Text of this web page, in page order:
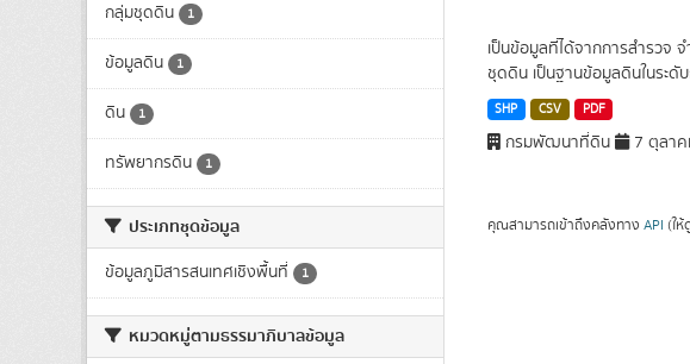
กลุ่มชุดดิน 1
ข้อมูลดิน 1
ดิน 1
ทรัพยากรดิน 1
ประเภทชุดข้อมูล
ข้อมูลภูมิสารสนเทศเชิงพื้นที่ 1
หมวดหมู่ตามธรรมาภิบาลข้อมูล
เป็นข้อมูลที่ได้จากการสำรวจ
ชุดดิน เป็นฐานข้อมูลดินในระดั
SHP CSV PDF
กรมพัฒนาที่ดิน 7 ตุลาค
คุณสามารถเข้าถึงคลังทาง API (ให้